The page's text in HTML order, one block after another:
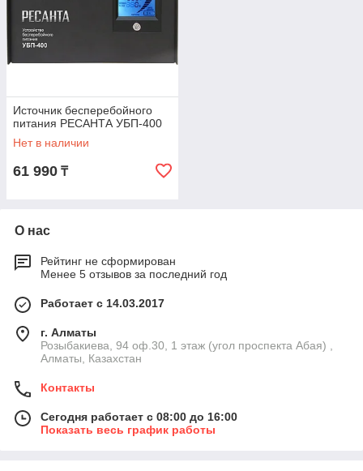
Источник бесперебойного
питания РЕСАНТА УБП-400
Нет в наличии
61 990 ₸
О нас
Рейтинг не сформирован
Менее 5 отзывов за последний год
Работает с 14.03.2017
г. Алматы
Розыбакиева, 94 оф.30, 1 этаж (угол проспекта Абая) ,
Алматы, Казахстан
Контакты
Сегодня работает с 08:00 до 16:00
Показать весь график работы